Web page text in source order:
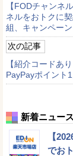
【FODチャンネ
ネルをおトクに
組、キャンペー
次の記事
【紹介コードあ
PayPayポイント
新着ニュー
【
でお